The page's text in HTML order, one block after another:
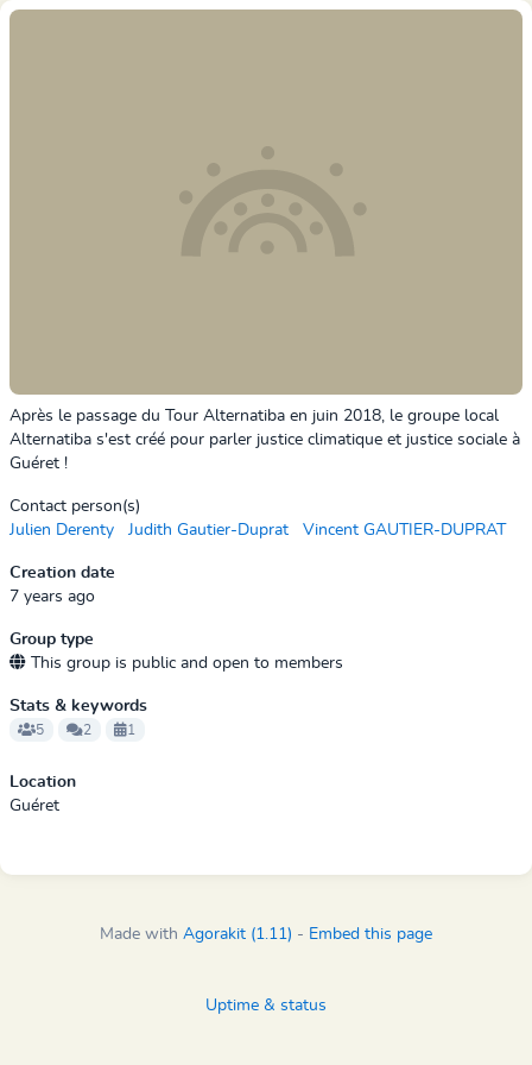
Après le passage du Tour Alternatiba en juin 2018, le groupe local
Alternatiba s'est créé pour parler justice climatique et justice sociale à
Guéret !
Contact person(s)
Julien Derenty
Judith Gautier-Duprat Vincent GAUTIER-DUPRAT
Creation date
7 years ago
Group type
This group is public and open to members
Stats & keywords
5 2 1
Location
Guéret
Made with Agorakit (1.11) - Embed this page
Uptime & status